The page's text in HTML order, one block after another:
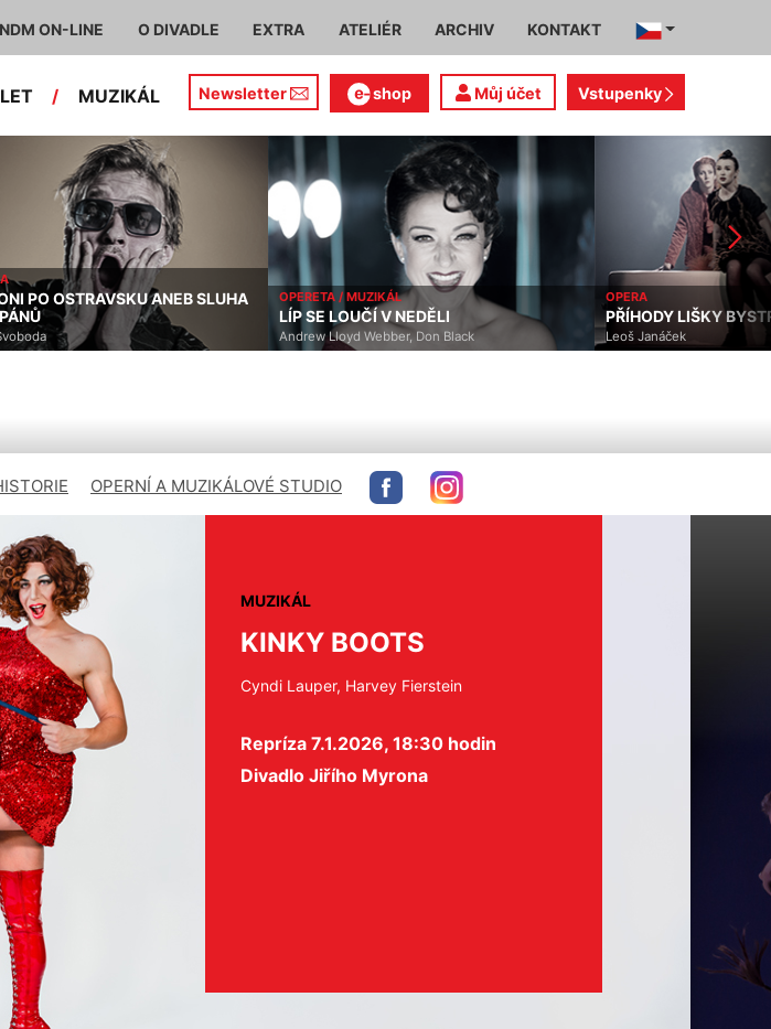
NDM ON-LINE O DIVADLE EXTRA ATELIÉR ARCHIV KONTAKT
/ MUZIKÁL Newsletter shop Můj účet Vstupenky
PO OSTRAVSKU ANEB SLUHA
OPERETA / MUZIKÁL
LÍP SE LOUČÍ V NEDĚLI
Andrew Lloyd Webber, Don Black
OPERA
PŘÍHODY LIŠKY
Leoš Janáček
OPERNÍ A MUZIKÁLOVÉ STUDIO
MUZIKÁL
KINKY BOOTS
Cyndi Lauper, Harvey Fierstein
Repríza 7.1.2026, 18:30 hodin
Divadlo Jiřího Myrona